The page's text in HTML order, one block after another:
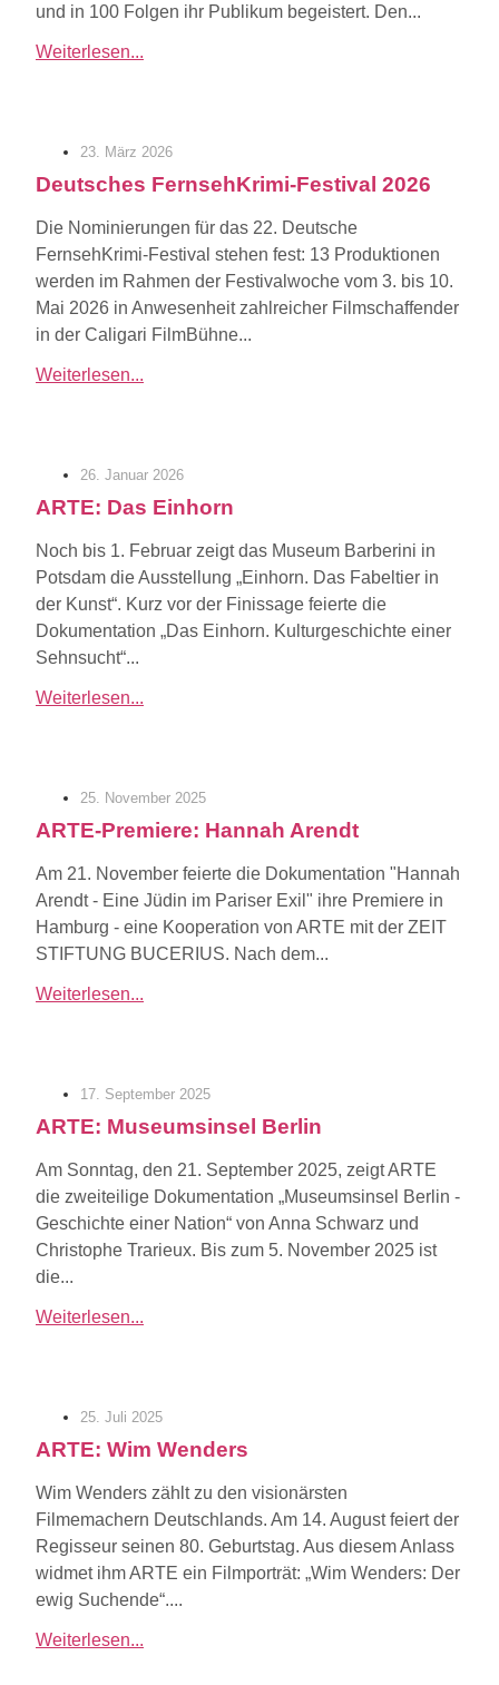
und in 100 Folgen ihr Publikum begeistert. Den...
Weiterlesen...
23. März 2026
Deutsches FernsehKrimi-Festival 2026
Die Nominierungen für das 22. Deutsche
FernsehKrimi-Festival stehen fest: 13 Produktionen
werden im Rahmen der Festivalwoche vom 3. bis 10.
Mai 2026 in Anwesenheit zahlreicher Filmschaffender
in der Caligari FilmBühne...
Weiterlesen...
26. Januar 2026
ARTE: Das Einhorn
Noch bis 1. Februar zeigt das Museum Barberini in
Potsdam die Ausstellung „Einhorn. Das Fabeltier in
der Kunst“. Kurz vor der Finissage feierte die
Dokumentation „Das Einhorn. Kulturgeschichte einer
Sehnsucht“...
Weiterlesen...
25. November 2025
ARTE-Premiere: Hannah Arendt
Am 21. November feierte die Dokumentation "Hannah
Arendt - Eine Jüdin im Pariser Exil" ihre Premiere in
Hamburg - eine Kooperation von ARTE mit der ZEIT
STIFTUNG BUCERIUS. Nach dem...
Weiterlesen...
17. September 2025
ARTE: Museumsinsel Berlin
Am Sonntag, den 21. September 2025, zeigt ARTE
die zweiteilige Dokumentation „Museumsinsel Berlin -
Geschichte einer Nation“ von Anna Schwarz und
Christophe Trarieux. Bis zum 5. November 2025 ist
die...
Weiterlesen...
25. Juli 2025
ARTE: Wim Wenders
Wim Wenders zählt zu den visionärsten
Filmemachern Deutschlands. Am 14. August feiert der
Regisseur seinen 80. Geburtstag. Aus diesem Anlass
widmet ihm ARTE ein Filmporträt: „Wim Wenders: Der
ewig Suchende“....
Weiterlesen...